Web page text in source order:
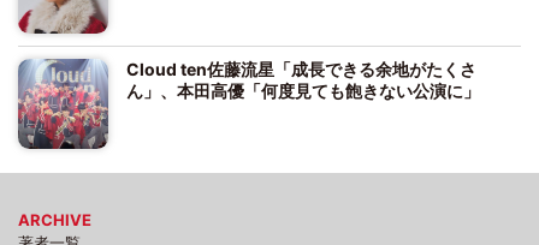
Cloud ten佐藤流星「成長できる余地がたくさ
ん」、本田高優「何度見ても飽きない公演に」
ARCHIVE